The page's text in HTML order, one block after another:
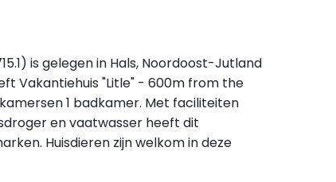
is gelegen in Hals, Noordoost-Jutland
Vakantiehuis "Litle" - 600m from the
1 badkamer. Met faciliteiten
en vaatwasser heeft dit
Huisdieren zijn welkom in deze